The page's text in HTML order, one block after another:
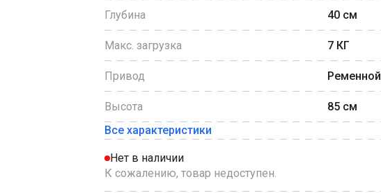
Глубина 40 см
Макс. загрузка 7 КГ
Привод Ременной
Высота 85 см
Все характеристики
Нет в наличии
К сожалению, товар недоступен.